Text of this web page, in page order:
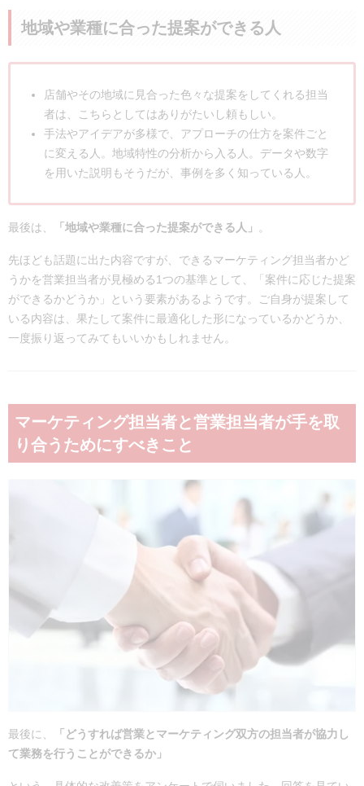
地域や業種に合った提案ができる人
店舗やその地域に見合った色々な提案をしてくれる担当
者は、こちらとしてはありがたいし頼もしい。
手法やアイデアが多様で、アプローチの仕方を案件ごと
に変える人。地域特性の分析から入る人。データや数字
を用いた説明もそうだが、事例を多く知っている人。
最後は、 「地域や業種に合った提案ができる人」 。
先ほども話題に出た内容ですが、できるマーケティング担当者かど
うかを営業担当者が見極める1つの基準として、「案件に応じた提案
ができるかどうか」という要素があるようです。ご自身が提案して
いる内容は、果たして案件に最適化した形になっているかどうか、
一度振り返ってみてもいいかもしれません。
マーケティング担当者と営業担当者が手を取
り合うためにすべきこと
最後に、
「どうすれば営業とマーケティング双方の担当者が協力し
て業務を行うことができるか」